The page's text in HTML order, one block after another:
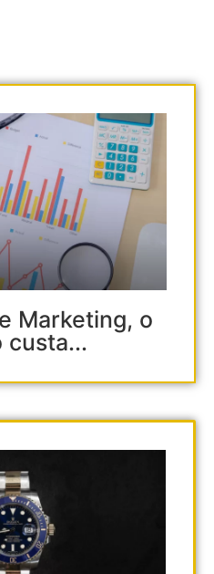
Marketing, o
custa...